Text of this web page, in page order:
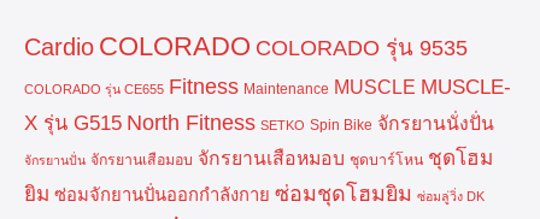
Cardio COLORADO COLORADO รุ่น 9535
COLORADO รุ่น CE655 Fitness Maintenance MUSCLE MUSCLE-
X รุ่น G515 North Fitness SETKO Spin Bike จักรยานนั่งปั่น
จักรยานปั่น จักรยานเสือมอบ จักรยานเสือหมอบ ชุดบาร์โหน ชุดโฮม
ยิม ซ่อมจักยานปั่นออกกำลังกาย ซ่อมชุดโฮมยิม ซ่อมลู่วิ่ง DK